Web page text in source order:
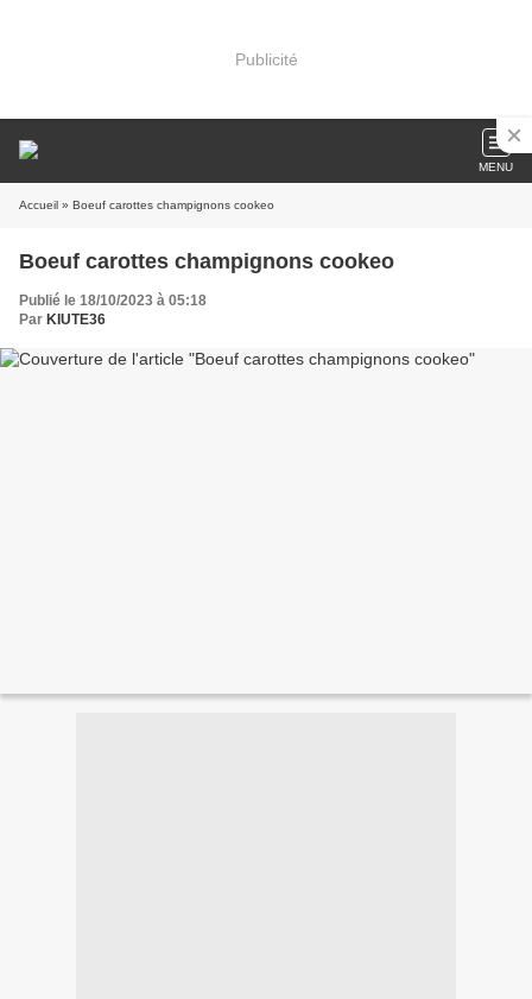
Publicité
MENU
Accueil » Boeuf carottes champignons cookeo
Boeuf carottes champignons cookeo
Publié le 18/10/2023 à 05:18
Par KIUTE36